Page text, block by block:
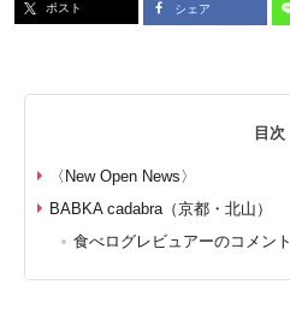
ポスト シェア
目次
〈New Open News〉
BABKA cadabra（京都・北山）
食べログレビュアーのコメント